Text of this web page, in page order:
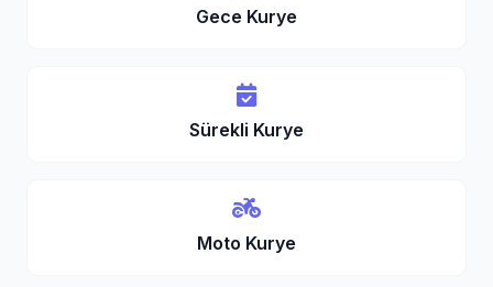
Gece Kurye
Sürekli Kurye
Moto Kurye